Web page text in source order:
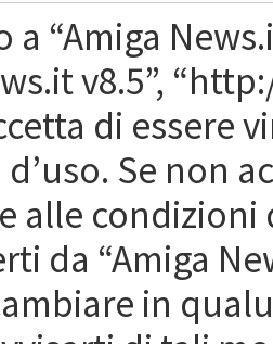
a “Amiga
v8.5”,
di essere
Se non
alle condizioni
da “Amiga
in